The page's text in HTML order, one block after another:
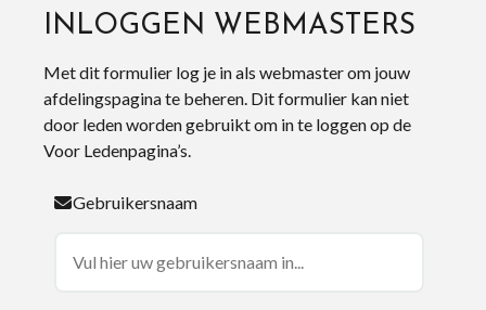
INLOGGEN WEBMASTERS
Met dit formulier log je in als webmaster om jouw
afdelingspagina te beheren. Dit formulier kan niet
door leden worden gebruikt om in te loggen op de
Voor Ledenpagina’s.
Gebruikersnaam